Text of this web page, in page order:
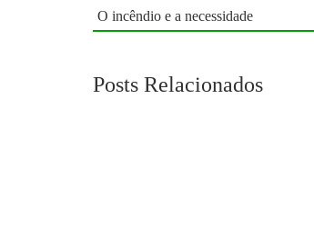
O incêndio e a necessidade
Posts Relacionados